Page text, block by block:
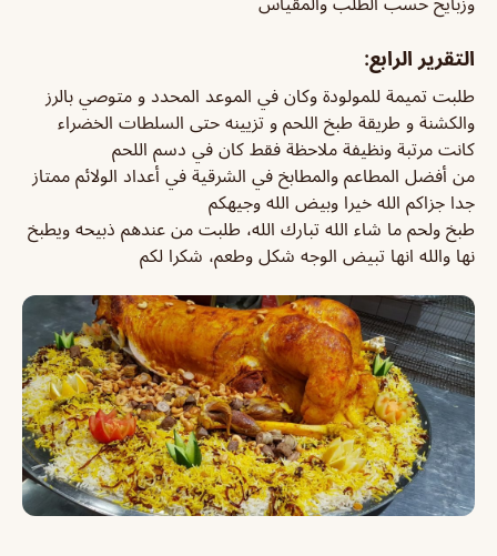
التقرير الرابع:
طلبت تميمة للمولودة وكان في الموعد المحدد و متوصي بالرز
والكشنة و طريقة طبخ اللحم و تزيينه حتى السلطات الخضراء
كانت مرتبة ونظيفة ملاحظة فقط كان في دسم اللحم
من أفضل المطاعم والمطابخ في الشرقية في أعداد الولائم ممتاز
جدا جزاكم الله خيرا وبيض الله وجيهكم
طبخ ولحم ما شاء الله تبارك الله، طلبت من عندهم ذبيحه ويطبخ
نها والله انها تبيض الوجه شكل وطعم، شكرا لكم